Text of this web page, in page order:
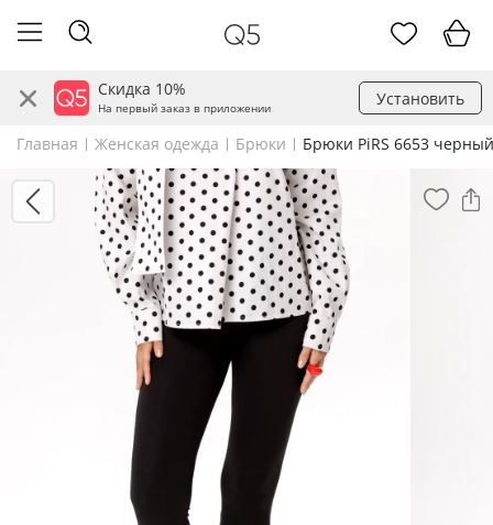
Скидка 10%
На первый заказ в приложении Установить
Главная Женская одежда Брюки Брюки PiRS 6653 черный